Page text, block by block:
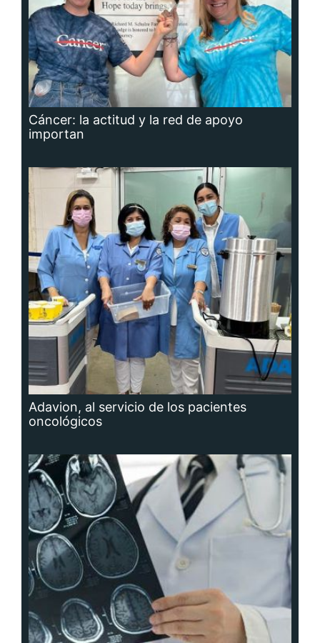
Cáncer: la actitud y la red de apoyo
importan
Adavion, al servicio de los pacientes
oncológicos